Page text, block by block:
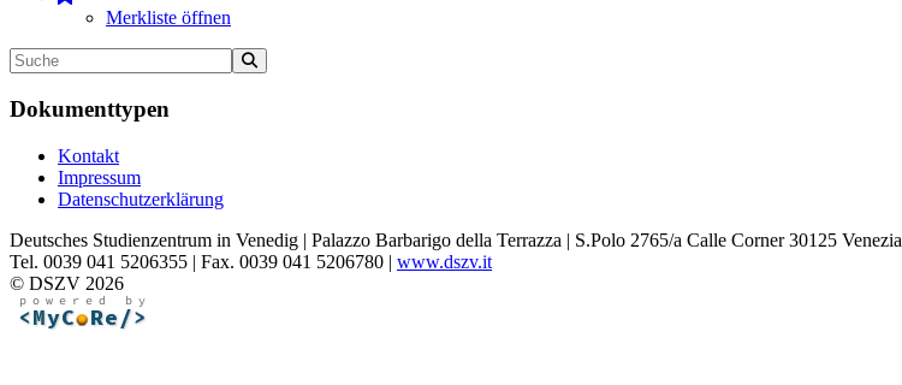
Merkliste öffnen
Dokumenttypen
Kontakt
Impressum
Datenschutzerklärung
Deutsches Studienzentrum in Venedig | Palazzo Barbarigo della Terrazza | S.Polo 2765/a Calle Corner 30125 Venezia
Tel. 0039 041 5206355 | Fax. 0039 041 5206780 | www.dszv.it
© DSZV 2026